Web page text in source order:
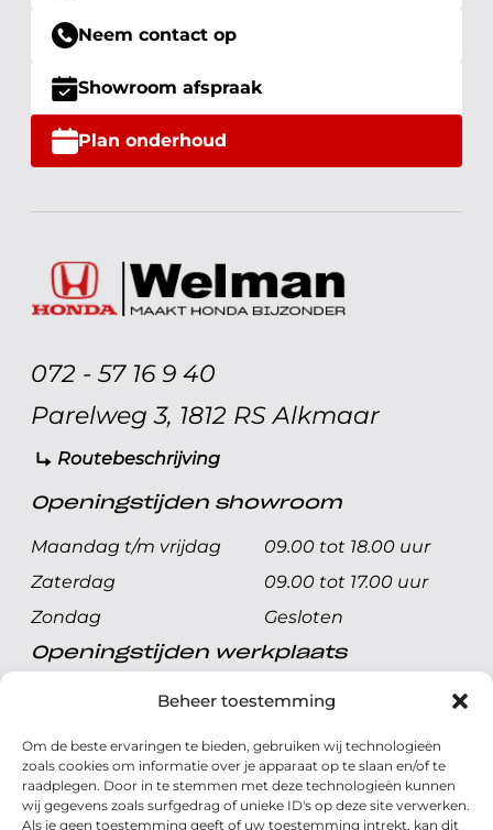
Beheer toestemming
Om de beste ervaringen te bieden, gebruiken wij technologieën
zoals cookies om informatie over je apparaat op te slaan en/of te
raadplegen. Door in te stemmen met deze technologieën kunnen
wij gegevens zoals surfgedrag of unieke ID's op deze site verwerken.
Als je geen toestemming geeft of uw toestemming intrekt, kan dit
Neem contact op
Showroom afspraak
Plan onderhoud
072 - 57 16 9 40
Parelweg 3, 1812 RS Alkmaar
Routebeschrijving
Openingstijden showroom
Maandag t/m vrijdag
09.00 tot 18.00 uur
Zaterdag
09.00 tot 17.00 uur
Zondag
Gesloten
Openingstijden werkplaats
Maandag t/m vrijdag
08.00 tot 17.00 uur
Zondag
Gesloten
Volg ons